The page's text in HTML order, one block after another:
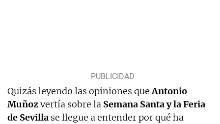
Quizás leyendo las opiniones queAntonio
Muñozvertía sobre la Semana Santa y la Feria
de Sevilla se llegue a entender por qué ha